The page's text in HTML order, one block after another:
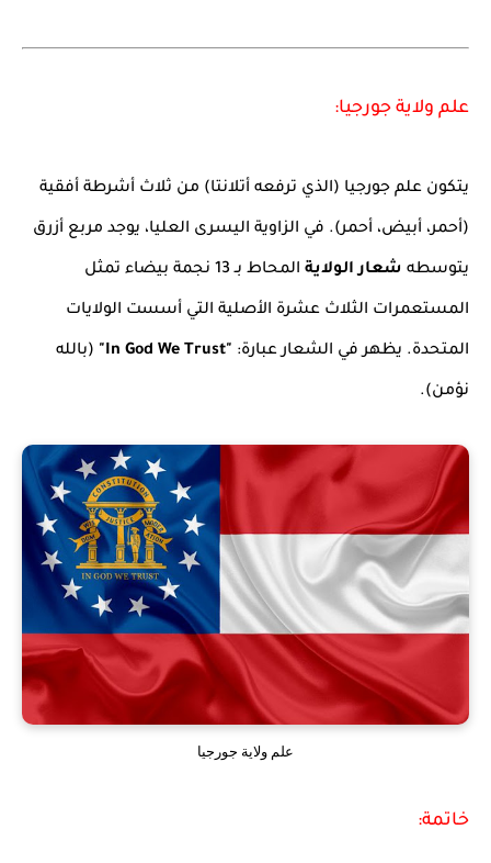
علم ولاية جورجيا:
يتكون علم جورجيا (الذي ترفعه أتلانتا) من ثلاث أشرطة أفقية
(أحمر، أبيض، أحمر). في الزاوية اليسرى العليا، يوجد مربع أزرق
يتوسطه شعار الولاية المحاط بـ 13 نجمة بيضاء تمثل
المستعمرات الثلاث عشرة الأصلية التي أسست الولايات
المتحدة. يظهر في الشعار عبارة: "In God We Trust" (بالله
نؤمن).
علم ولاية جورجيا
خاتمة: